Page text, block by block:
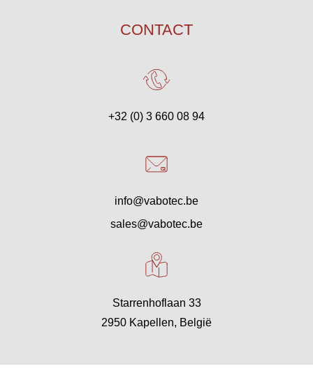
CONTACT
+32 (0) 3 660 08 94
info@vabotec.be
sales@vabotec.be
Starrenhoflaan 33
2950 Kapellen, België